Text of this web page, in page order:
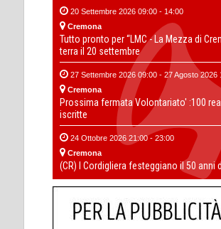
20 Settembre 2026 09:00 - 14:00
Cremona
Tutto pronto per “LMC - La Mezza di
terra il 20 settembre
27 Settembre 2026 09:00 - 27 Agosto 2026
Cremona
Prossima fermata Volontariato' :100
iscritte
24 Ottobre 2026 21:00 - 23:00
Cremona
(CR) I Cordigliera festeggiano il 50 anni